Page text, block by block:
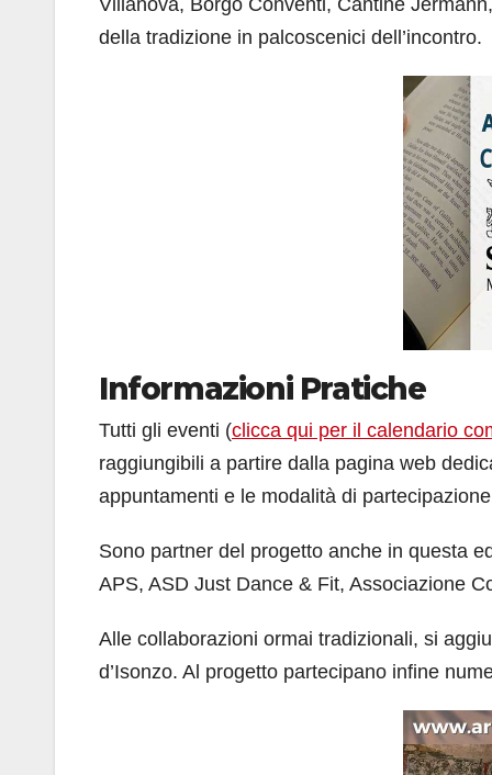
Villanova, Borgo Conventi, Cantine
della tradizione in palcoscenici dell’incontro.
Informazioni Pratiche
Tutti gli eventi (clicca qui per il calendario
raggiungibili a partire dalla pagina web
appuntamenti e le modalità di
Sono partner del progetto anche in questa
APS, ASD Just Dance & Fit, Associazione
Alle collaborazioni ormai tradizionali, si
d’Isonzo. Al progetto partecipano infine